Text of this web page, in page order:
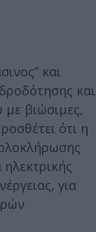
και
και
βιώσιμες,
ότι η
για